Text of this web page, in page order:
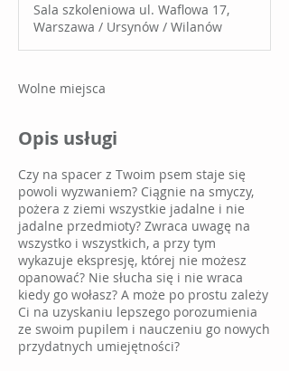
o
ń
c
o
Sala szkoleniowa ul. Waflowa 17,
Warszawa / Ursynów / Wilanów
Wolne miejsca
Opis usługi
Czy na spacer z Twoim psem staje się
powoli wyzwaniem? Ciągnie na smyczy,
pożera z ziemi wszystkie jadalne i nie
jadalne przedmioty? Zwraca uwagę na
wszystko i wszystkich, a przy tym
wykazuje ekspresję, której nie możesz
opanować? Nie słucha się i nie wraca
kiedy go wołasz? A może po prostu zależy
Ci na uzyskaniu lepszego porozumienia
ze swoim pupilem i nauczeniu go nowych
przydatnych umiejętności?